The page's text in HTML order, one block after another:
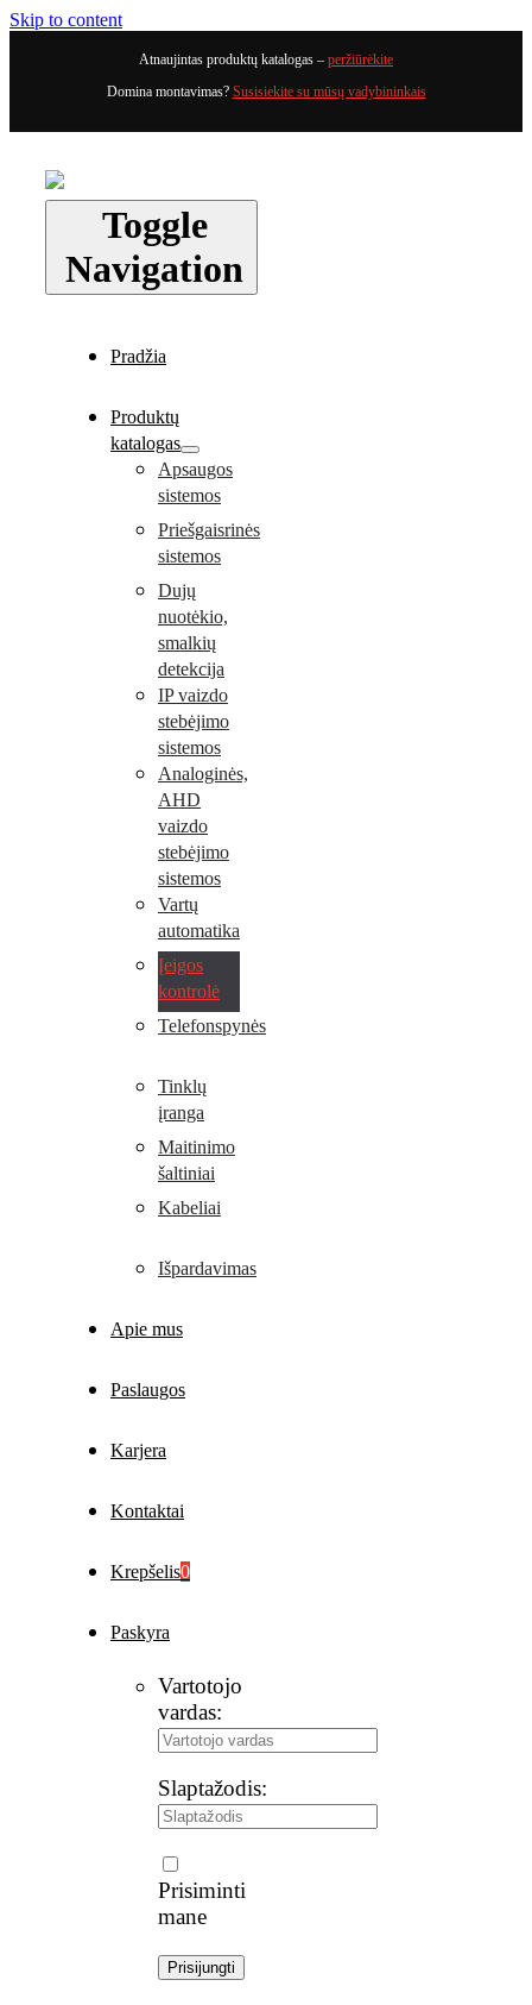
Skip to content
Atnaujintas produktų katalogas – peržiūrėkite
Domina montavimas? Susisiekite su mūsų vadybininkais
Toggle
Navigation
Pradžia
Produktų
katalogas
Apsaugos
sistemos
Priešgaisrinės
sistemos
Dujų
nuotėkio,
smalkių
detekcija
IP vaizdo
stebėjimo
sistemos
Analoginės,
AHD
vaizdo
stebėjimo
sistemos
Vartų
automatika
Įeigos
kontrolė
Telefonspynės
Tinklų
įranga
Maitinimo
šaltiniai
Kabeliai
Išpardavimas
Apie mus
Paslaugos
Karjera
Kontaktai
Krepšelis0
Paskyra
Vartotojo
vardas:
Slaptažodis:
Prisiminti
mane